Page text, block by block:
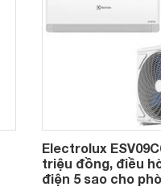
Electrolux
triệu đồng, điều
điện 5 sao cho